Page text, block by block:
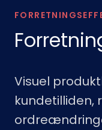
Visuel
kundetilliden,